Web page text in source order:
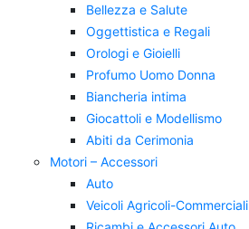
Bellezza e Salute
Oggettistica e Regali
Orologi e Gioielli
Profumo Uomo Donna
Biancheria intima
Giocattoli e Modellismo
Abiti da Cerimonia
Motori – Accessori
Auto
Veicoli Agricoli-Commerciali